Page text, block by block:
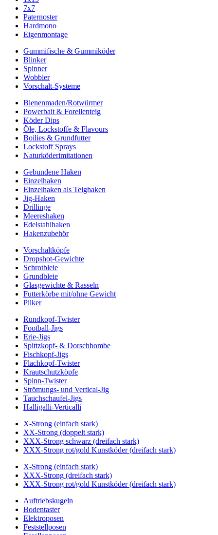
7x7
Paternoster
Hardmono
Eigenmontage
Gummifische & Gummiköder
Blinker
Spinner
Wobbler
Vorschalt-Systeme
Bienenmaden/Rotwürmer
Powerbait & Forellenteig
Köder Dips
Öle, Lockstoffe & Flavours
Boilies & Grundfutter
Lockstoff Sprays
Naturköderimitationen
Gebundene Haken
Einzelhaken
Einzelhaken als Teighaken
Jig-Haken
Drillinge
Meereshaken
Edelstahlhaken
Hakenzubehör
Vorschaltköpfe
Dropshot-Gewichte
Schrotbleie
Grundbleie
Glasgewichte & Rasseln
Futterkörbe mit/ohne Gewicht
Pilker
Rundkopf-Twister
Football-Jigs
Erie-Jigs
Spittzkopf- & Dorschbombe
Fischkopf-Jigs
Flachkopf-Twister
Krautschutzköpfe
Spinn-Twister
Strömungs- und Vertical-Jig
Tauchschaufel-Jigs
Halligalli-Verticalli
X-Strong (einfach stark)
XX-Strong (doppelt stark)
XXX-Strong schwarz (dreifach stark)
XXX-Strong rot/gold Kunstköder (dreifach stark)
X-Strong (einfach stark)
XXX-Strong (dreifach stark)
XXX-Strong rot/gold Kunstköder (dreifach stark)
Auftriebskugeln
Bodentaster
Elektroposen
Feststellposen